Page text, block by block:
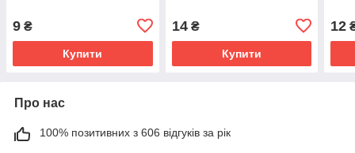
9 ₴
Купити
14₴
Купити
12
Про нас
100% позитивних з 606 відгуків за рік